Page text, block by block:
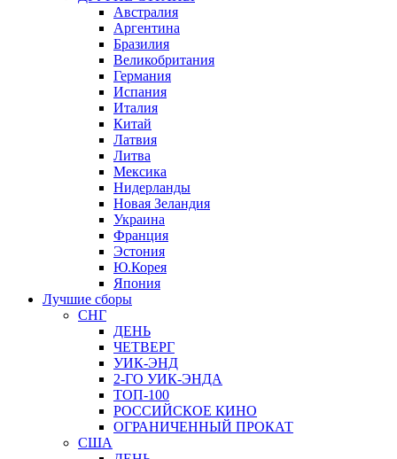
Австралия
Аргентина
Бразилия
Великобритания
Германия
Испания
Италия
Китай
Латвия
Литва
Мексика
Нидерланды
Новая Зеландия
Украина
Франция
Эстония
Ю.Корея
Япония
Лучшие сборы
СНГ
ДЕНЬ
ЧЕТВЕРГ
УИК-ЭНД
2-ГО УИК-ЭНДА
ТОП-100
РОССИЙСКОЕ КИНО
ОГРАНИЧЕННЫЙ ПРОКАТ
США